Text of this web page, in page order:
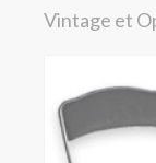
Vintage et